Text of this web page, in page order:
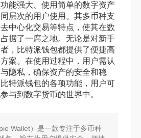
能强大、使用简单的数字资产
层次的用户使用。其多币种支
中心化交易等特点，使其在数
据了一席之地。无论是对新手
，比特派钱包都提供了便捷高
案。在使用过程中，用户需认
隐私，确保资产的安全和稳
特派钱包的各项功能，用户可
与到数字货币的世界中。
Wallet）是一款专注于多币种